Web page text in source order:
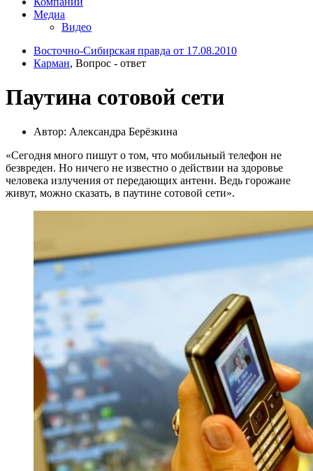
Медиа
Видео
Восточно-Сибирская правда от 17.08.2010
Карман, Вопрос - ответ
Паутина сотовой сети
Автор: Александра Берёзкина
«Сегодня много пишут о том, что мобильный телефон не
безвреден. Но ничего не известно о действии на здоровье
человека излучения от передающих антенн. Ведь горожане
живут, можно сказать, в паутине сотовой сети».